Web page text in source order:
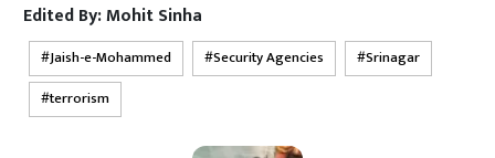
Edited By:Mohit Sinha
Jaish-e-Mohammed Security Agencies
Srinagar
terrorism